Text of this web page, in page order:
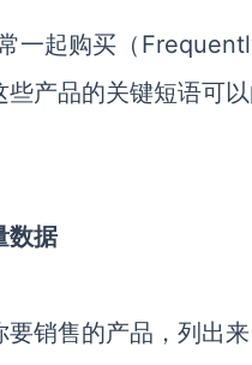
一起购买（
产品的关键短语可
数据
销售的产品，列出